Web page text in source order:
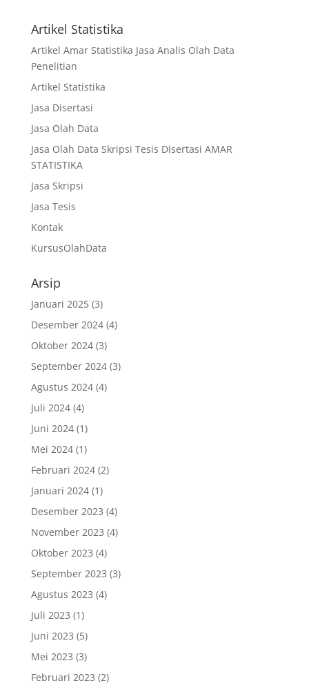
Artikel Statistika
Artikel Amar Statistika Jasa Analis Olah Data
Penelitian
Artikel Statistika
Jasa Disertasi
Jasa Olah Data
Jasa Olah Data Skripsi Tesis Disertasi AMAR
STATISTIKA
Jasa Skripsi
Jasa Tesis
Kontak
KursusOlahData
Arsip
Januari 2025(3)
Desember 2024(4)
Oktober 2024(3)
September 2024(3)
Agustus 2024(4)
Juli 2024(4)
Juni 2024(1)
Mei 2024(1)
Februari 2024(2)
Januari 2024(1)
Desember 2023 (4)
November 2023 (4)
Oktober 2023 (4)
September 2023 (3)
Agustus 2023 (4)
Juli 2023 (1)
Juni 2023 (5)
Mei 2023 (3)
Februari 2023 (2)